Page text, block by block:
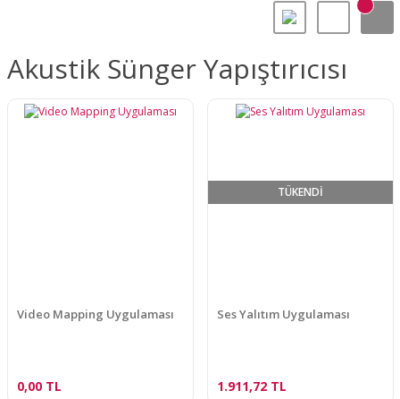
Akustik Sünger Yapıştırıcısı
Video Mapping Uygulaması
0,00 TL
TÜKENDİ
Ses Yalıtım Uygulaması
1.911,72 TL